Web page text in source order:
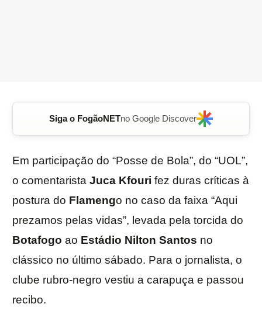
Siga o FogãoNETno Google Discover
Em participação do “Posse de Bola”, do “UOL”,
o comentarista Juca Kfouri fez duras críticas à
postura do Flamengo no caso da faixa “Aqui
prezamos pelas vidas”, levada pela torcida do
Botafogo ao Estádio Nilton Santos no
clássico no último sábado. Para o jornalista, o
clube rubro-negro vestiu a carapuça e passou
recibo.